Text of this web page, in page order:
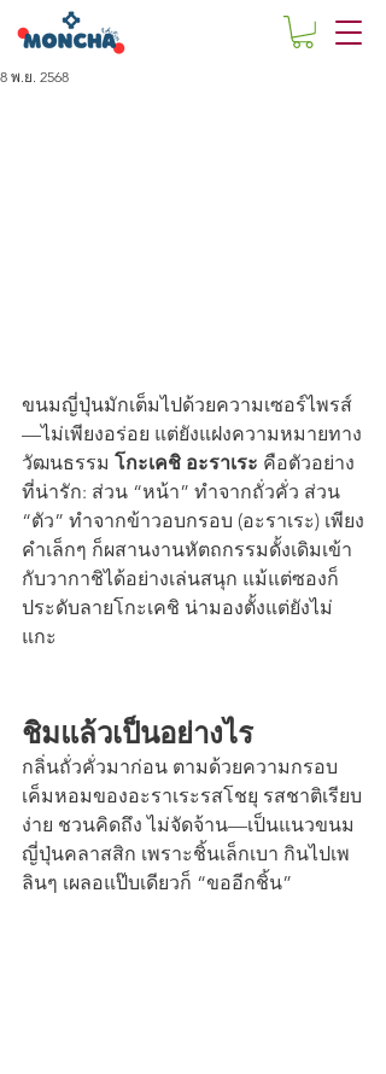
8 พ.ย. 2568
ขนมญี่ปุ่นมักเต็มไปด้วยความเซอร์ไพรส์
—ไม่เพียงอร่อย แต่ยังแฝงความหมายทาง
วัฒนธรรม โกะเคชิ อะราเระ คือตัวอย่าง
ที่น่ารัก: ส่วน “หน้า” ทำจากถั่วคั่ว ส่วน
“ตัว” ทำจากข้าวอบกรอบ (อะราเระ) เพียง
คำเล็กๆ ก็ผสานงานหัตถกรรมดั้งเดิมเข้า
กับวากาชิได้อย่างเล่นสนุก แม้แต่ซองก็
ประดับลายโกะเคชิ น่ามองตั้งแต่ยังไม่
แกะ
ชิมแล้วเป็นอย่างไร
กลิ่นถั่วคั่วมาก่อน ตามด้วยความกรอบ
เค็มหอมของอะราเระรสโชยุ รสชาติเรียบ
ง่าย ชวนคิดถึง ไม่จัดจ้าน—เป็นแนวขนม
ญี่ปุ่นคลาสสิก เพราะชิ้นเล็กเบา กินไปเพ
ลินๆ เผลอแป๊บเดียวก็ “ขออีกชิ้น”